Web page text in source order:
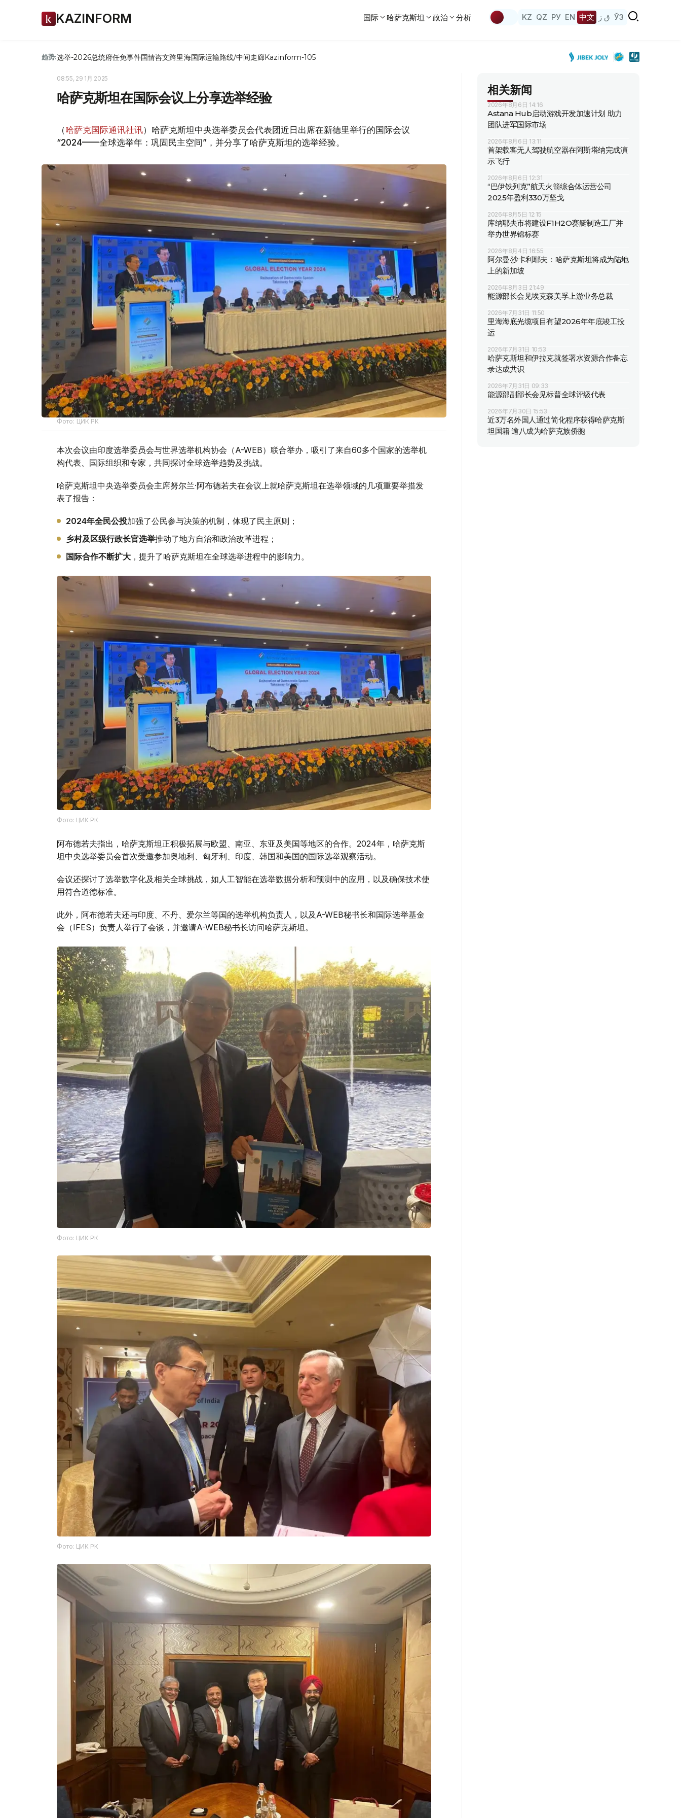
KAZINFORM 国际 哈萨克斯坦 政治 分析 KZ QZ РУ EN 中文 ق ز ЎЗ
趋势:选举-2026总统府任免事件国情咨文跨里海国际运输路线/中间走廊Kazinform-105
08:55, 29 1月 2025
哈萨克斯坦在国际会议上分享选举经验
（哈萨克国际通讯社讯）哈萨克斯坦中央选举委员会代表团近日出席在新德里举行的国际会议
“2024——全球选举年：巩固民主空间”，并分享了哈萨克斯坦的选举经验。
Фото: ЦИК РК
本次会议由印度选举委员会与世界选举机构协会（A-WEB）联合举办，吸引了来自60多个国家的选举机
构代表、国际组织和专家，共同探讨全球选举趋势及挑战。
哈萨克斯坦中央选举委员会主席努尔兰·阿布德若夫在会议上就哈萨克斯坦在选举领域的几项重要举措发
表了报告：
2024年全民公投加强了公民参与决策的机制，体现了民主原则；
乡村及区级行政长官选举推动了地方自治和政治改革进程；
国际合作不断扩大 ，提升了哈萨克斯坦在全球选举进程中的影响力。
Фото: ЦИК РК
阿布德若夫指出，哈萨克斯坦正积极拓展与欧盟、南亚、东亚及美国等地区的合作。2024年，哈萨克斯
坦中央选举委员会首次受邀参加奥地利、匈牙利、印度、韩国和美国的国际选举观察活动。
会议还探讨了选举数字化及相关全球挑战，如人工智能在选举数据分析和预测中的应用，以及确保技术使
用符合道德标准。
此外，阿布德若夫还与印度、不丹、爱尔兰等国的选举机构负责人，以及A-WEB秘书长和国际选举基金
会（IFES）负责人举行了会谈，并邀请A-WEB秘书长访问哈萨克斯坦。
Фото: ЦИК РК
Фото: ЦИК РК
相关新闻
2026年8月6日 14:16
Astana Hub启动游戏开发加速计划 助力
团队进军国际市场
2026年8月6日 13:11
首架载客无人驾驶航空器在阿斯塔纳完成演
示飞行
2026年8月6日 12:31
“巴伊铁列克”航天火箭综合体运营公司
2025年盈利330万坚戈
2026年8月5日 12:15
库纳耶夫市将建设F1H2O赛艇制造工厂并
举办世界锦标赛
2026年8月4日 16:55
阿尔曼·沙卡利耶夫：哈萨克斯坦将成为陆地
上的新加坡
2026年8月3日 21:49
能源部长会见埃克森美孚上游业务总裁
2026年7月31日 11:50
里海海底光缆项目有望2026年年底竣工投
运
2026年7月31日 10:53
哈萨克斯坦和伊拉克就签署水资源合作备忘
录达成共识
2026年7月31日 09:33
能源部副部长会见标普全球评级代表
2026年7月30日 15:53
近3万名外国人通过简化程序获得哈萨克斯
坦国籍 逾八成为哈萨克族侨胞